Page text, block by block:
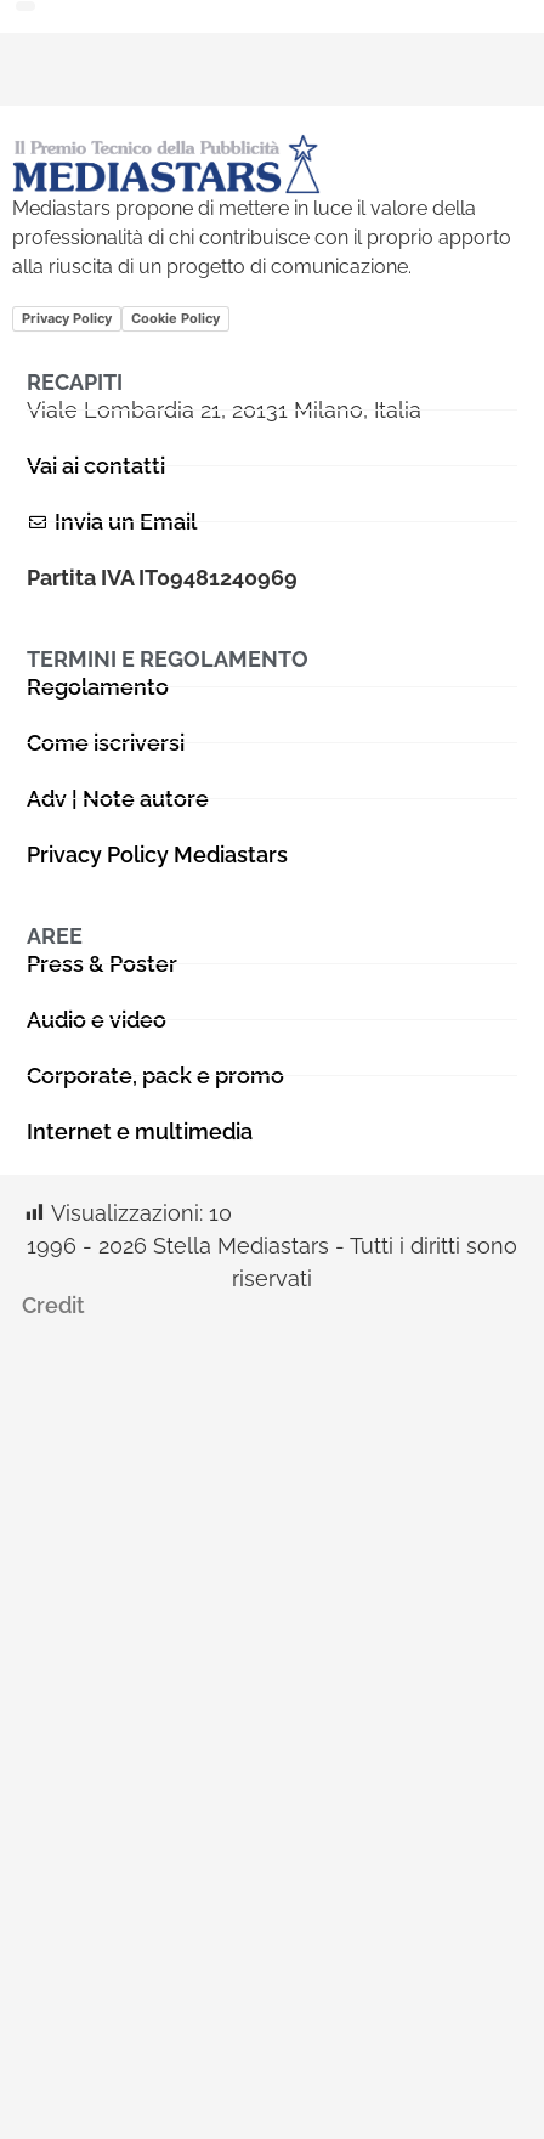
Mediastars propone di mettere in luce il valore della
professionalità di chi contribuisce con il proprio apporto
alla riuscita di un progetto di comunicazione.
Privacy Policy Cookie Policy
RECAPITI
Viale Lombardia 21, 20131 Milano, Italia
Vai ai contatti
Invia un Email
Partita IVA IT09481240969
TERMINI E REGOLAMENTO
Regolamento
Come iscriversi
Adv | Note autore
Privacy Policy Mediastars
AREE
Press & Poster
Audio e video
Corporate, pack e promo
Internet e multimedia
Visualizzazioni: 10
1996 - 2026 Stella Mediastars - Tutti i diritti sono
riservati
Credit